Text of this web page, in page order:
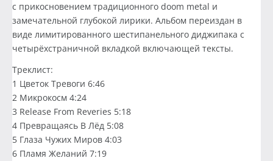
с прикосновением традиционного doom metal и
замечательной глубокой лирики. Альбом переиздан в
виде лимитированного шестипанельного диджипака с
четырёхстраничной вкладкой включающей тексты.
Треклист:
1 Цветок Тревоги 6:46
2 Микрокосм 4:24
3 Release From Reveries 5:18
4 Превращаясь В Лёд 5:08
5 Глаза Чужих Миров 4:03
6 Пламя Желаний 7:19